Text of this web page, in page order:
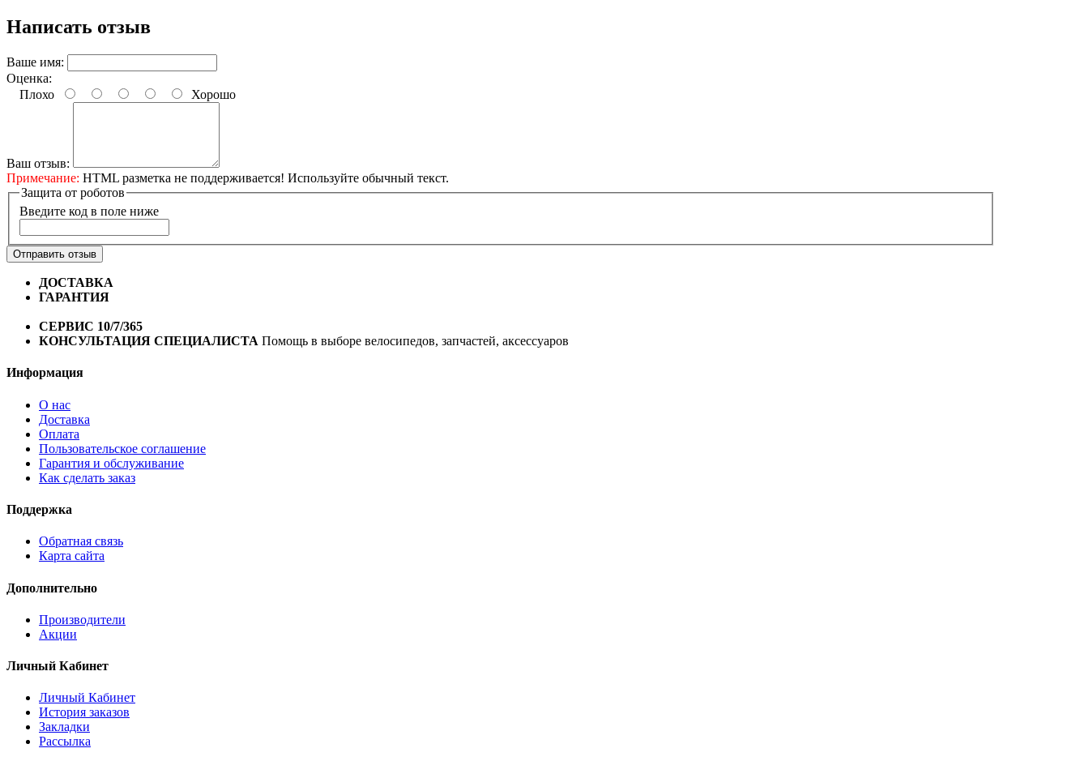
Написать отзыв
Ваше имя:
Оценка:
Плохо
Хорошо
Ваш отзыв:
Примечание: HTML разметка не поддерживается! Используйте обычный текст.
Защита от роботов
Введите код в поле ниже
Отправить отзыв
ДОСТАВКА
ГАРАНТИЯ
СЕРВИС 10/7/365
КОНСУЛЬТАЦИЯ СПЕЦИАЛИСТА Помощь в выборе велосипедов, запчастей, аксессуаров
Информация
О нас
Доставка
Оплата
Пользовательское соглашение
Гарантия и обслуживание
Как сделать заказ
Поддержка
Обратная связь
Карта сайта
Дополнительно
Производители
Акции
Личный Кабинет
Личный Кабинет
История заказов
Закладки
Рассылка